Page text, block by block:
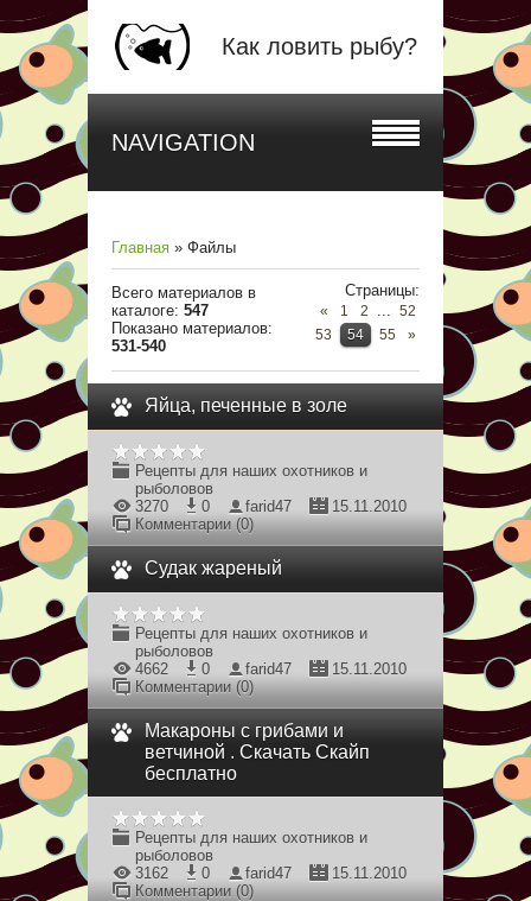
Как ловить рыбу?
NAVIGATION
Главная » Файлы
Всего материалов в
каталоге: 547
Показано материалов:
531-540
Страницы:
« 1 2 ... 52
53
54 55 »
Яйца, печенные в золе
Рецепты для наших охотников и
рыболовов
3270
0 farid47
15.11.2010
Комментарии (0)
Судак жареный
Рецепты для наших охотников и
рыболовов
4662
0 farid47
15.11.2010
Комментарии (0)
Макароны с грибами и
ветчиной . Скачать Скайп
бесплатно
Рецепты для наших охотников и
рыболовов
3162
0 farid47
15.11.2010
Комментарии (0)